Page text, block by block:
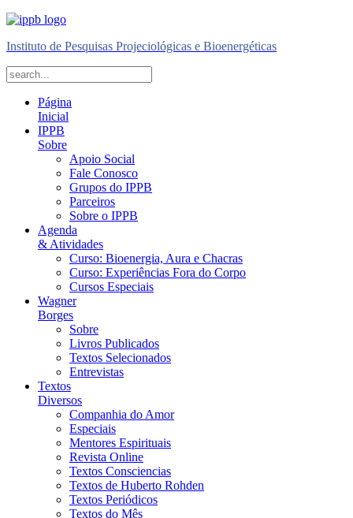
Instituto de Pesquisas Projeciológicas e Bioenergéticas
Página
Inicial
IPPB
Sobre
Apoio Social
Fale Conosco
Grupos do IPPB
Parceiros
Sobre o IPPB
Agenda
& Atividades
Curso: Bioenergia, Aura e Chacras
Curso: Experiências Fora do Corpo
Cursos Especiais
Wagner
Borges
Sobre
Livros Publicados
Textos Selecionados
Entrevistas
Textos
Diversos
Companhia do Amor
Especiais
Mentores Espirituais
Revista Online
Textos Consciencias
Textos de Huberto Rohden
Textos Periódicos
Textos do Mês